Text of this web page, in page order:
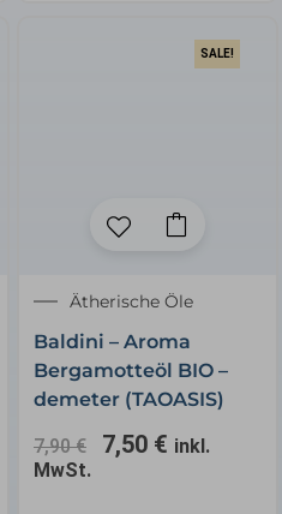
SALE!
Ätherische Öle
Baldini – Aroma
Bergamotteöl BIO –
demeter (TAOASIS)
7,90€
Ursprünglicher
Preis
war:
7,90 €
7,50 €
Aktueller
ist:
7,50 €.
inkl.
MwSt.